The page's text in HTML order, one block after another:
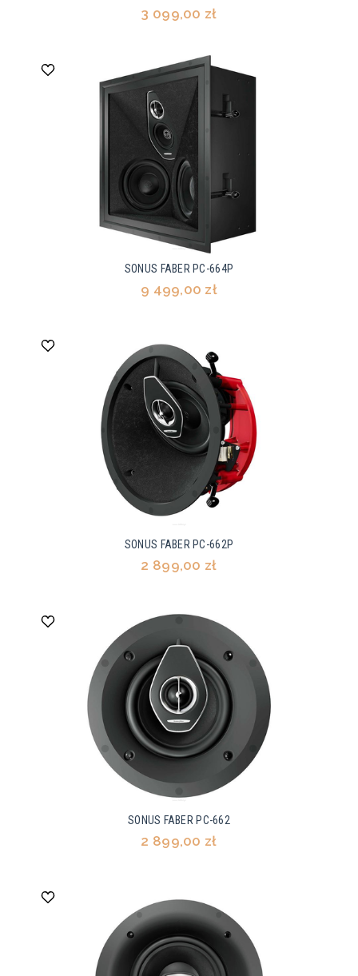
3 099,00 zł
SONUS FABER PC-664P
9 499,00 zł
SONUS FABER PC-662P
2 899,00 zł
SONUS FABER PC-662
2 899,00 zł